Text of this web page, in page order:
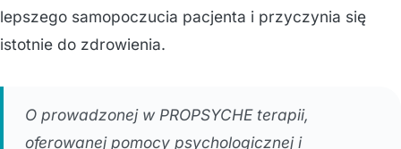
lepszego samopoczucia pacjenta i przyczynia się
istotnie do zdrowienia.
O prowadzonej w PROPSYCHE terapii,
oferowanej pomocy psychologicznej i